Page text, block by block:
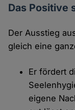
Das Positive
Der Ausstieg
gleich eine
Er fördert
eigene